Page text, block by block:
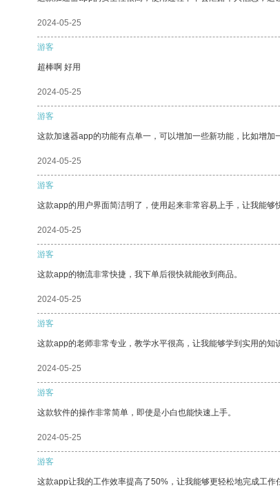
2024-05-25
游客
超棒啊 好用
2024-05-25
游客
这款加速器app的功能有点单一，可以增加一些新功能，比如增加
2024-05-25
游客
这款app的用户界面简洁明了，使用起来非常容易上手，让我能够
2024-05-25
游客
这款app的物流非常快捷，我下单后很快就能收到商品。
2024-05-25
游客
这款app的老师非常专业，教学水平很高，让我能够学到实用的知
2024-05-25
游客
这款软件的操作非常简单，即使是小白也能快速上手。
2024-05-25
游客
这款app让我的工作效率提高了50%，让我能够更轻松地完成工